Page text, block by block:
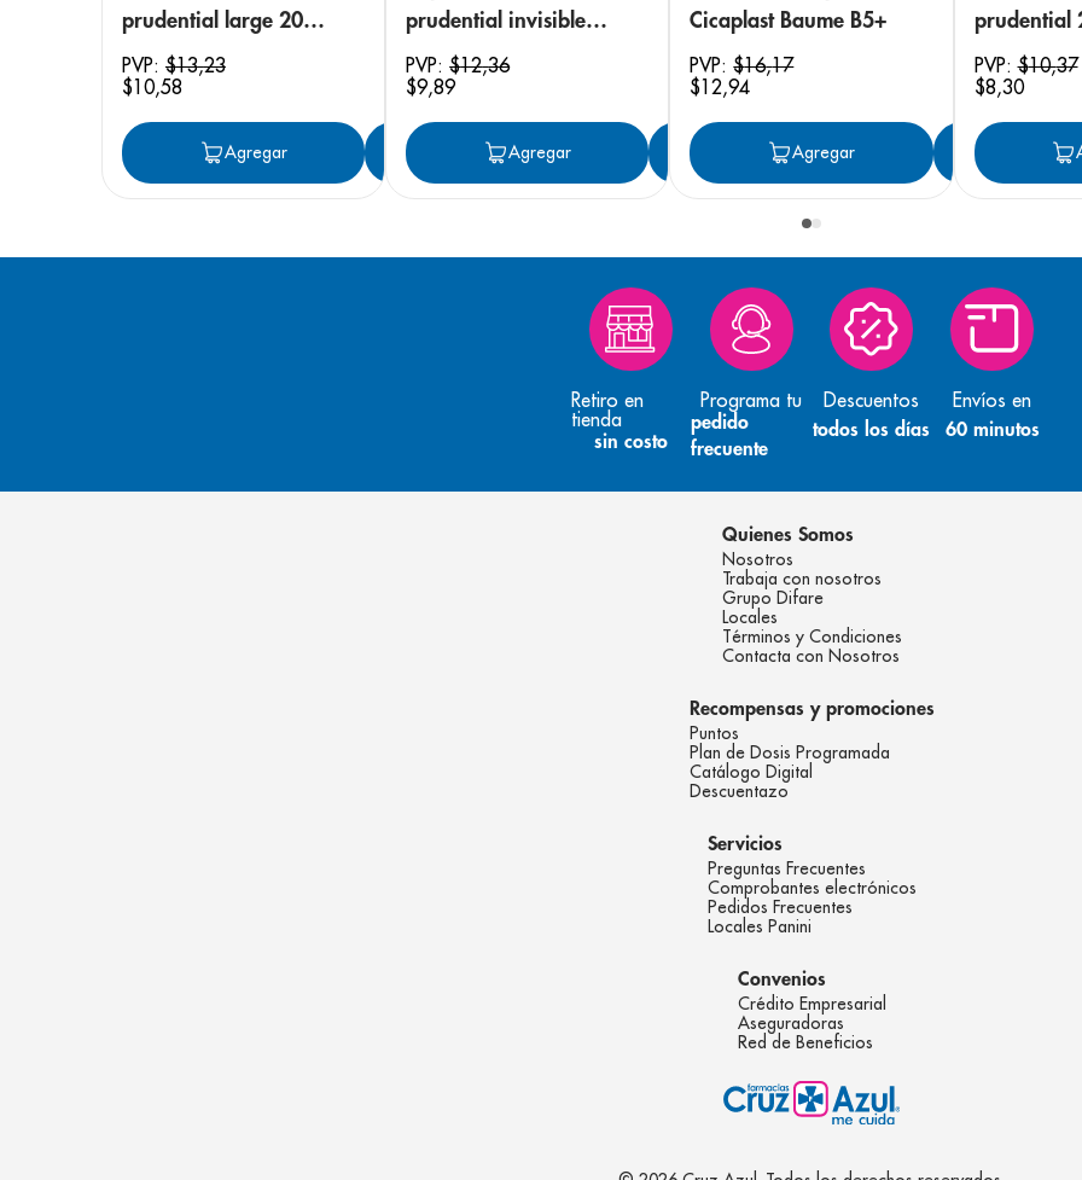
prudential large 20
unidades
PVP: $13,23
$10,58
Agregar Agregar
prudential invisible
small/medium 18
unidades
PVP:$12,36
$9,89
Agregar Agregar
Cicaplast Baume B5+
PVP:$16,17
$12,94
Agregar
prudential
PVP:$10,37
$8,30
Retiro en
tienda
sin costo
Programa tu
pedido
frecuente
Descuentos
todos los días
Envíos en
60 minutos
Quienes Somos
Nosotros
Trabaja con nosotros
Grupo Difare
Locales
Términos y Condiciones
Contacta con Nosotros
Recompensas y promociones
Puntos
Plan de Dosis Programada
Catálogo Digital
Descuentazo
Servicios
Preguntas Frecuentes
Comprobantes electrónicos
Pedidos Frecuentes
Locales Panini
Convenios
Crédito Empresarial
Aseguradoras
Red de Beneficios